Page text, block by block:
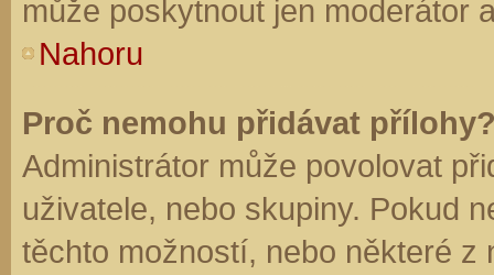
může poskytnout jen moderátor
Nahoru
Proč nemohu přidávat
Administrátor může povolovat
uživatele, nebo skupiny. Pokud
těchto možností, nebo některé z